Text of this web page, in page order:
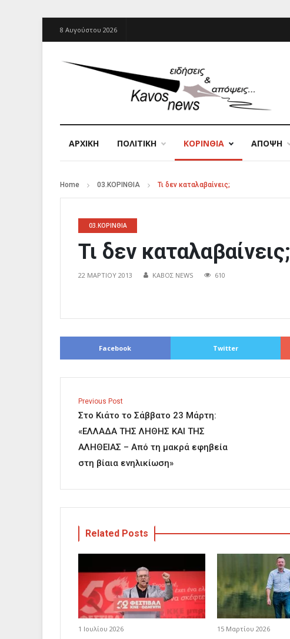
8 Αυγούστου 2026
ΑΡΧΙΚΉ ΠΟΛΙΤΙΚΗ ΚΟΡΙΝΘΙΑ ΑΠΟΨΗ
Home 03.ΚΟΡΙΝΘΙΑ Τι δεν καταλαβαίνεις;
03.ΚΟΡΙΝΘΙΑ
Τι δεν καταλαβαίνεις;
22 ΜΑΡΤΊΟΥ 2013 ΚΑΒΟΣ NEWS 610
Facebook Twitter
Previous Post
Στο Κιάτο το Σάββατο 23 Μάρτη:
«ΕΛΛΑΔΑ ΤΗΣ ΛΗΘΗΣ ΚΑΙ ΤΗΣ
ΑΛΗΘΕΙΑΣ – Από τη μακρά εφηβεία
στη βίαια ενηλικίωση»
Related Posts
1 Ιουλίου 2026 15 Μαρτίου 2026